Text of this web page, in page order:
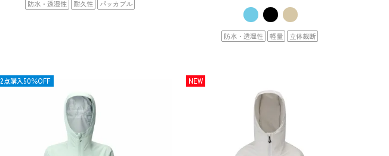
防水・透湿性 耐久性 パッカブル
防水・透湿性 軽量 立体裁断
SALE
2点購入50％OFF NEW